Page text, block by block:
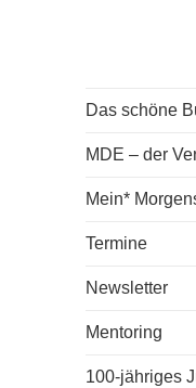
Das schöne
MDE – der
Mein*
Termine
Newsletter
Mentoring
100-jähriges